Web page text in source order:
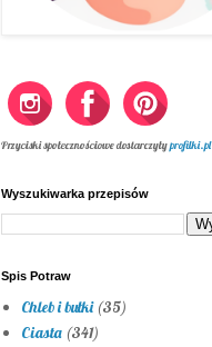
Przyciski społecznościowe dostarczyłyprofilki.pl
Wyszukiwarka przepisów
Spis Potraw
Chleb i bułki (35)
Ciasta (341)